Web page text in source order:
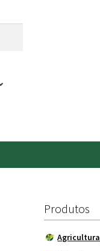
Produtos
Agricultura